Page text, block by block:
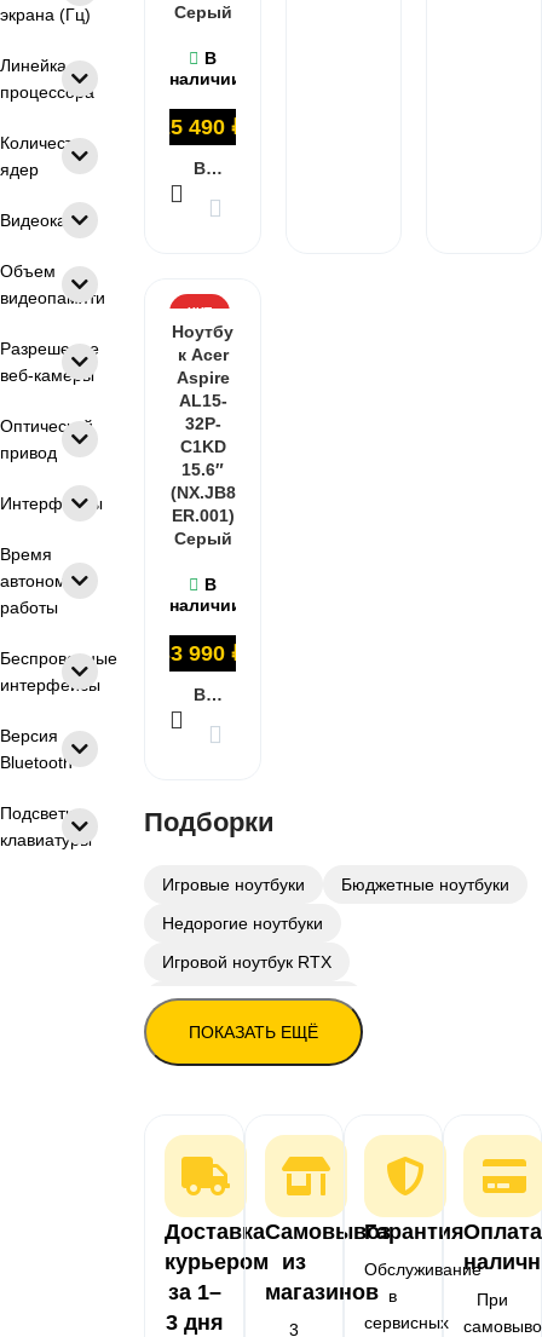
экрана (Гц)
Линейка
процессора
Количество
ядер
Видеокарта
Объем
видеопамяти
Разрешение
веб-камеры
Оптический
привод
Интерфейсы
Время
автономной
работы
Беспроводные
интерфейсы
Версия
Bluetooth
Подсветка
клавиатуры
Серый
В
наличии
25 490₽
В КОРЗИНУ
ХИТ
Ноутбу
к Acer
Aspire
AL15-
32P-
C1KD
15.6″
(NX.JB8
ER.001)
Серый
В
наличии
33 990₽
В КОРЗИНУ
Подборки
Игровые ноутбуки
Бюджетные ноутбуки
Недорогие ноутбуки
Игровой ноутбук RTX
Ноутбуки с SSD 256 ГБ
Ноутбуки с SSD 512 ГБ
Ноутбуки с антибликовым экраном
Ноутбуки с матовым экраном
ПОКАЗАТЬ ЕЩЁ
Доставка
курьером
за 1–
3 дня
Самовывоз
из
магазинов
3
Гарантия
Обслуживание
в
сервисных
Оплата
При